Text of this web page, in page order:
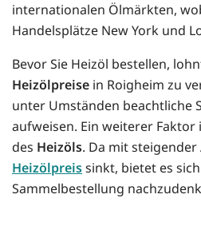
internationalen Ölmärkten,
Handelsplätze New York und
Bevor Sie Heizöl bestellen,
Heizölpreise in Roigheim zu
unter Umständen beachtliche
aufweisen. Ein weiterer
des Heizöls. Da mit
Heizölpreissinkt, bietet es
Sammelbestellung